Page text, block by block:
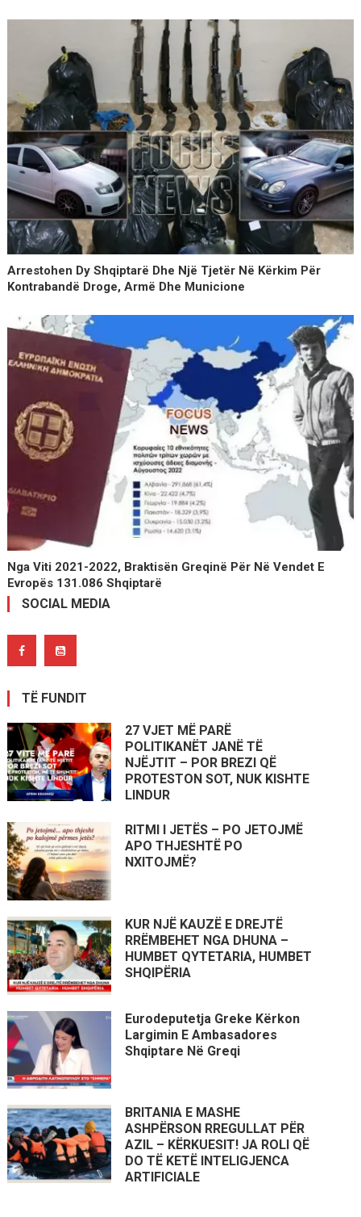
Arrestohen Dy Shqiptarë Dhe Një Tjetër Në Kërkim Për
Kontrabandë Droge, Armë Dhe Municione
Nga Viti 2021-2022, Braktisën Greqinë Për Në Vendet E
Evropës 131.086 Shqiptarë
SOCIAL MEDIA
TË FUNDIT
27 VJET MË PARË
POLITIKANËT JANË TË
NJËJTIT – POR BREZI QË
PROTESTON SOT, NUK KISHTE
LINDUR
RITMI I JETËS – PO JETOJMË
APO THJESHTË PO
NXITOJMË?
KUR NJË KAUZË E DREJTË
RRËMBEHET NGA DHUNA –
HUMBET QYTETARIA, HUMBET
SHQIPËRIA
Eurodeputetja Greke Kërkon
Largimin E Ambasadores
Shqiptare Në Greqi
BRITANIA E MASHE
ASHPËRSON RREGULLAT PËR
AZIL – KËRKUESIT! JA ROLI QË
DO TË KETË INTELIGJENCA
ARTIFICIALE